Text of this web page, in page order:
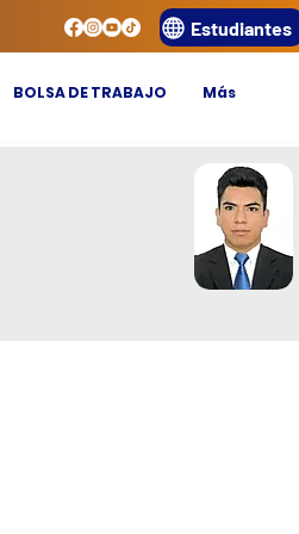
Estudiantes
BOLSA DE TRABAJO Más